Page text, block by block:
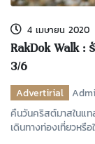
4 เมษายน 2020
RakDok Walk :
3/6
Advertirial
คืนวันคริสต์มาสในแ
เดินทางท่องเที่ยวหรือ